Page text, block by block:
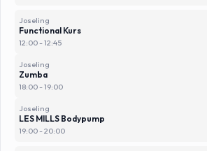
Joseling
Functional Kurs
12:00 - 12:45
Joseling
Zumba
18:00 - 19:00
Joseling
LES MILLS Bodypump
19:00 - 20:00